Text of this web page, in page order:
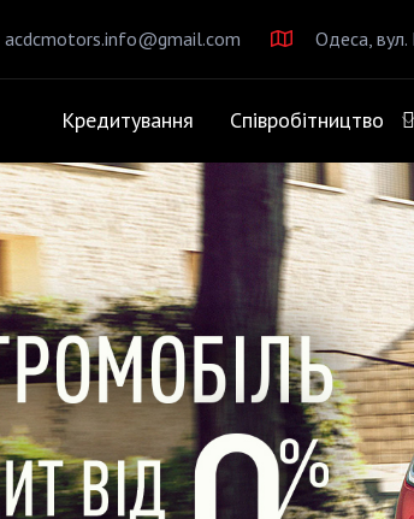
acdcmotors.info@gmail.com Одеса, вул.
Кредитування Співробітництво